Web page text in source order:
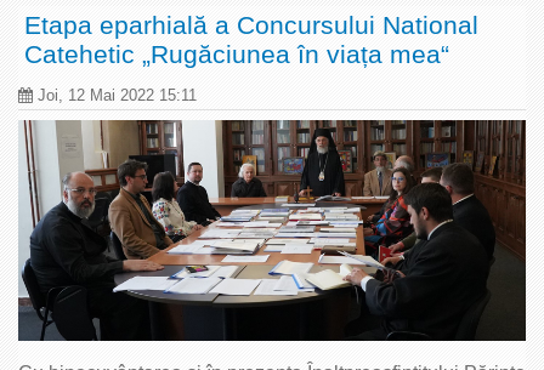
Etapa eparhială a Concursului National
Catehetic „Rugăciunea în viața mea“
Joi, 12 Mai 2022 15:11